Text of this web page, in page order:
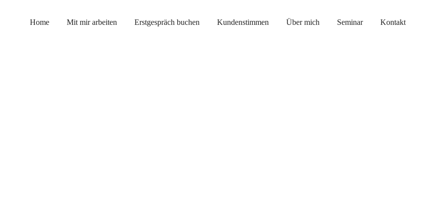
Home Mit mir arbeiten Erstgespräch buchen Kundenstimmen Über mich Seminar Kontakt